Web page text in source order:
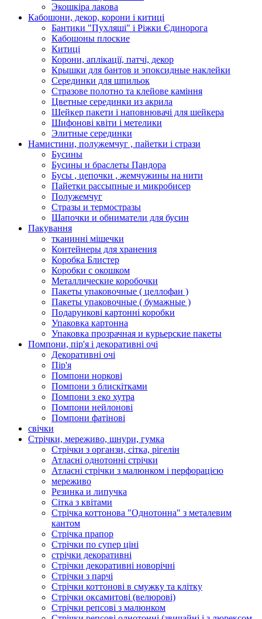
Экошкiра лакова
Кабошони, декор, корони і китиці
Бантики "Пухляші" і Ріжки Єдинорога
Кабошоны плоские
Китиці
Корони, аплікації, патчі, декор
Крышки для бантов и эпоксидные наклейки
Серединки для шпильок
Стразове полотно та клейове каміння
Цветные серединки из акрила
Шейкер пакети і наповнювачі для шейкера
Шифонові квіти і метелики
Элитные серединки
Намистини, полужемчуг , пайетки і стрази
Бусины
Бусины и браслеты Пандора
Бусы , цепочки , жемчужины на нити
Пайетки рассыпные и микробисер
Полужемчуг
Стразы и термостразы
Шапочки и обниматели для бусин
Пакування
тканинні мішечки
Контейнеры для хранения
Коробка Блистер
Коробки с окошком
Металлические коробочки
Пакеты упаковочные ( целлофан )
Пакеты упаковочные ( бумажные )
Подарункові картонні коробки
Упаковка картонна
Упаковка прозрачная и курьерские пакеты
Помпони, пір'я і декоративні очі
Декоративні очі
Пір'я
Помпони норкові
Помпони з блискітками
Помпони з еко хутра
Помпони нейлонові
Помпони фатінові
свічки
Стрічки, мереживо, шнури, гумка
Стрічки з органзи, сітка, рігелін
Атласні однотонні стрічки
Атласні стрічки з малюнком і перфорацією
мереживо
Резинка и липучка
Сітка з квітами
Стрічка коттонова "Однотонна" з металевим
кантом
Стрічка прапор
Стрічки по супер ціні
стрічки декоративні
Стрічки декоративні новорічні
Стрічки з парчі
Стрічки коттонові в смужку та клітку
Стрічки оксамитові (велюрові)
Стрічки репсові з малюнком